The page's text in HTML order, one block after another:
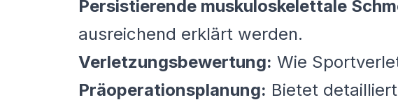
Persistierende muskuloskelettale
ausreichend erklärt werden.
Verletzungsbewertung: Wie
Präoperationsplanung: Bietet